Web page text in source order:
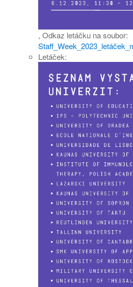
, Odkaz letáčku na soubor:
Letáček: